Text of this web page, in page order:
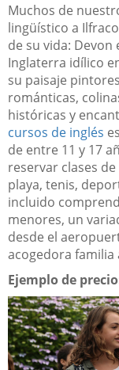
Muchos de
lingüístico a
de su vida:
Inglaterra idílico
su paisaje
románticas,
históricas y
cursos de inglés
de entre 11 y 17
reservar clases
playa, tenis,
incluido
menores, un
desde el
acogedora
Ejemplo de